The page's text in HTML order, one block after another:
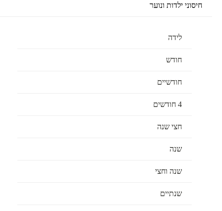
חיסוני ילדות ונוער
לידה
חודש
חודשיים
4 חודשים
חצי שנה
שנה
שנה וחצי
שנתיים